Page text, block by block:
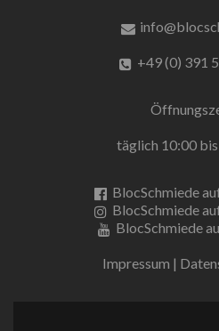
+49 (0) 391
täglich 10:00
BlocSchmiede
BlocSchmiede
BlocSchmiede
Impressum |